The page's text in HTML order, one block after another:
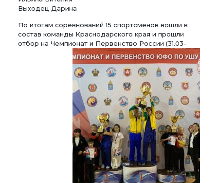
Выходец Дарина
По итогам соревнований 15 спортсменов вошли в
состав команды Краснодарского края и прошли
отбор на Чемпионат и Первенство России (31.03-